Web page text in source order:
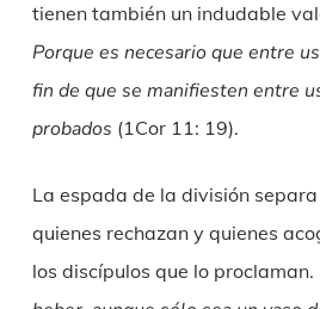
tienen también un indudable
Porque es necesario que entre
fin de que se manifiesten entre
probados (1Cor 11: 19).
La espada de la división
quienes rechazan y quienes
los discípulos que lo proclaman.